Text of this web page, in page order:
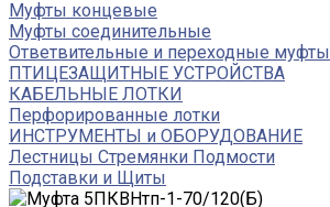
Муфты концевые
Муфты соединительные
Ответвительные и переходные муфты
ПТИЦЕЗАЩИТНЫЕ УСТРОЙСТВА
КАБЕЛЬНЫЕ ЛОТКИ
Перфорированные лотки
ИНСТРУМЕНТЫ и ОБОРУДОВАНИЕ
Лестницы Стремянки Подмости
Подставки и Щиты